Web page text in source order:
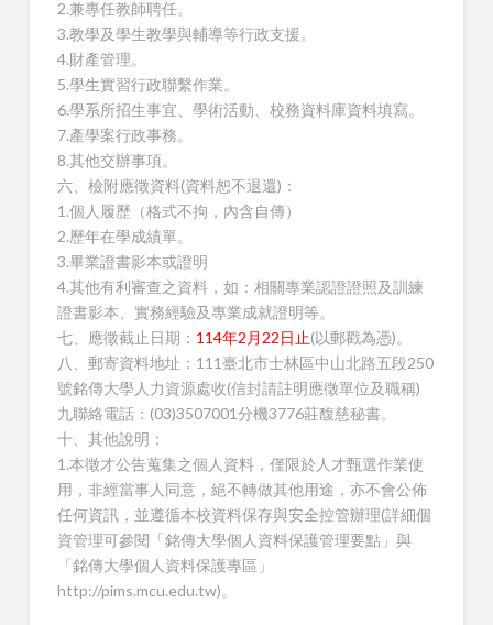
2.兼專任教師聘任。
3.教學及學生教學與輔導等行政支援。
4.財產管理。
5.學生實習行政聯繫作業。
6.學系所招生事宜、學術活動、校務資料庫資料填寫。
7.產學案行政事務。
8.其他交辦事項。
六、檢附應徵資料(資料恕不退還)：
1.個人履歷（格式不拘，內含自傳）
2.歷年在學成績單。
3.畢業證書影本或證明
4.其他有利審查之資料，如：相關專業認證證照及訓練
證書影本、實務經驗及專業成就證明等。
七、應徵截止日期： 114年2月22日止(以郵戳為憑)。
八、郵寄資料地址：111臺北市士林區中山北路五段250
號銘傳大學人力資源處收(信封請註明應徵單位及職稱)
九聯絡電話：(03)3507001分機3776莊馥慈秘書。
十、其他說明：
1.本徵才公告蒐集之個人資料，僅限於人才甄選作業使
用，非經當事人同意，絕不轉做其他用途，亦不會公佈
任何資訊，並遵循本校資料保存與安全控管辦理(詳細個
資管理可參閱「銘傳大學個人資料保護管理要點」與
「銘傳大學個人資料保護專區」
http://pims.mcu.edu.tw)。